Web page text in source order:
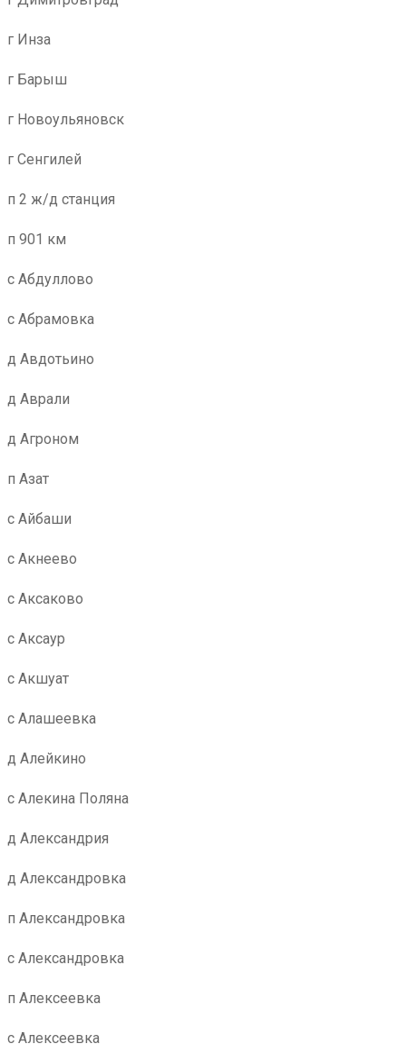
г Инза
г Барыш
г Новоульяновск
г Сенгилей
п 2 ж/д станция
п 901 км
с Абдуллово
с Абрамовка
д Авдотьино
д Аврали
д Агроном
п Азат
с Айбаши
с Акнеево
с Аксаково
с Аксаур
с Акшуат
с Алашеевка
д Алейкино
с Алекина Поляна
д Александрия
д Александровка
п Александровка
с Александровка
п Алексеевка
с Алексеевка